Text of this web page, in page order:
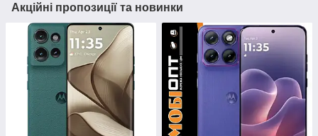
Акційні пропозиції та новинки